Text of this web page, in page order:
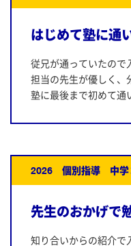
はじめて塾に通
従兄が通っていたので
担当の先生が優しく、
塾に最後まで初めて通
2026 個別指導 中学
先生のおかげで
知り合いからの紹介で